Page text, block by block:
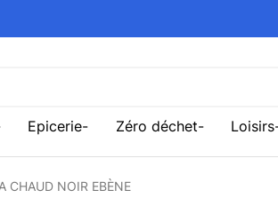
Epicerie Zéro déchet Loisirs
CHAUD NOIR EBÈNE